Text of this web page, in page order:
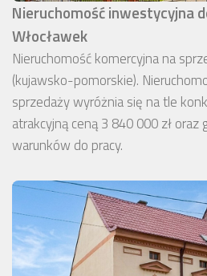
Nieruchomość inwestycyjna
Włocławek
Nieruchomość komercyjna na
(kujawsko-pomorskie).
sprzedaży wyróżnia się na tle
atrakcyjną ceną 3 840 000 zł oraz
warunków do pracy.